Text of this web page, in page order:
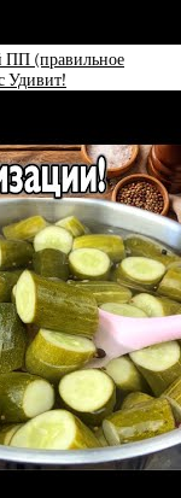
(правильное
Удивит!